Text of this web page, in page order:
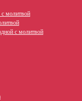
молитвой
с молитвой